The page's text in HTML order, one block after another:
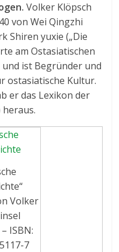
Volker Klöpsch
von Wei Qingzhi
Shiren yuxie („Die
am Ostasiatischen
ist Begründer und
ostasiatische Kultur.
er das Lexikon der
Volker
ISBN:
7